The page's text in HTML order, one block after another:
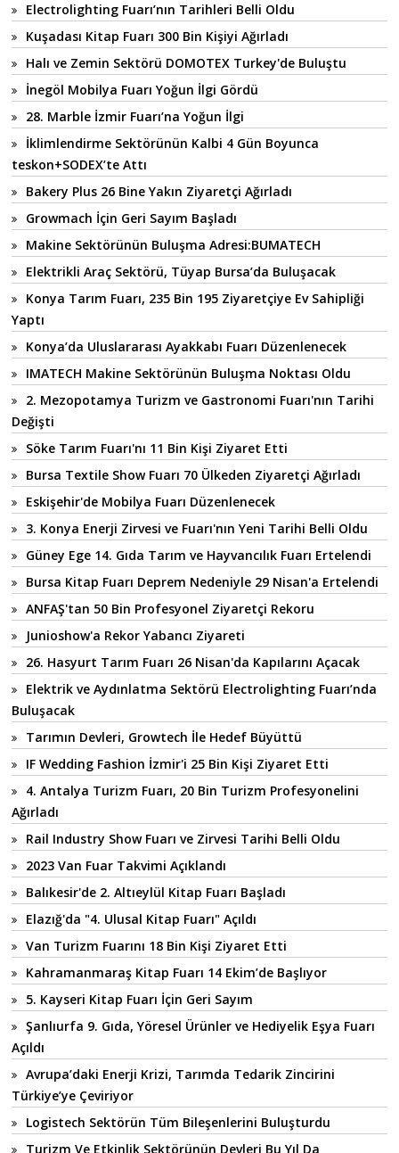
Electrolighting Fuarı’nın Tarihleri Belli Oldu
Kuşadası Kitap Fuarı 300 Bin Kişiyi Ağırladı
Halı ve Zemin Sektörü DOMOTEX Turkey'de Buluştu
İnegöl Mobilya Fuarı Yoğun İlgi Gördü
28. Marble İzmir Fuarı’na Yoğun İlgi
İklimlendirme Sektörünün Kalbi 4 Gün Boyunca
teskon+SODEX’te Attı
Bakery Plus 26 Bine Yakın Ziyaretçi Ağırladı
Growmach İçin Geri Sayım Başladı
Makine Sektörünün Buluşma Adresi:BUMATECH
Elektrikli Araç Sektörü, Tüyap Bursa’da Buluşacak
Konya Tarım Fuarı, 235 Bin 195 Ziyaretçiye Ev Sahipliği
Yaptı
Konya’da Uluslararası Ayakkabı Fuarı Düzenlenecek
IMATECH Makine Sektörünün Buluşma Noktası Oldu
2. Mezopotamya Turizm ve Gastronomi Fuarı'nın Tarihi
Değişti
Söke Tarım Fuarı'nı 11 Bin Kişi Ziyaret Etti
Bursa Textile Show Fuarı 70 Ülkeden Ziyaretçi Ağırladı
Eskişehir'de Mobilya Fuarı Düzenlenecek
3. Konya Enerji Zirvesi ve Fuarı'nın Yeni Tarihi Belli Oldu
Güney Ege 14. Gıda Tarım ve Hayvancılık Fuarı Ertelendi
Bursa Kitap Fuarı Deprem Nedeniyle 29 Nisan'a Ertelendi
ANFAŞ'tan 50 Bin Profesyonel Ziyaretçi Rekoru
Junioshow'a Rekor Yabancı Ziyareti
26. Hasyurt Tarım Fuarı 26 Nisan'da Kapılarını Açacak
Elektrik ve Aydınlatma Sektörü Electrolighting Fuarı’nda
Buluşacak
Tarımın Devleri, Growtech İle Hedef Büyüttü
IF Wedding Fashion İzmir'i 25 Bin Kişi Ziyaret Etti
4. Antalya Turizm Fuarı, 20 Bin Turizm Profesyonelini
Ağırladı
Rail Industry Show Fuarı ve Zirvesi Tarihi Belli Oldu
2023 Van Fuar Takvimi Açıklandı
Balıkesir'de 2. Altıeylül Kitap Fuarı Başladı
Elazığ'da "4. Ulusal Kitap Fuarı" Açıldı
Van Turizm Fuarını 18 Bin Kişi Ziyaret Etti
Kahramanmaraş Kitap Fuarı 14 Ekim’de Başlıyor
5. Kayseri Kitap Fuarı İçin Geri Sayım
Şanlıurfa 9. Gıda, Yöresel Ürünler ve Hediyelik Eşya Fuarı
Açıldı
Avrupa’daki Enerji Krizi, Tarımda Tedarik Zincirini
Türkiye’ye Çeviriyor
Logistech Sektörün Tüm Bileşenlerini Buluşturdu
Turizm Ve Etkinlik Sektörünün Devleri Bu Yıl Da